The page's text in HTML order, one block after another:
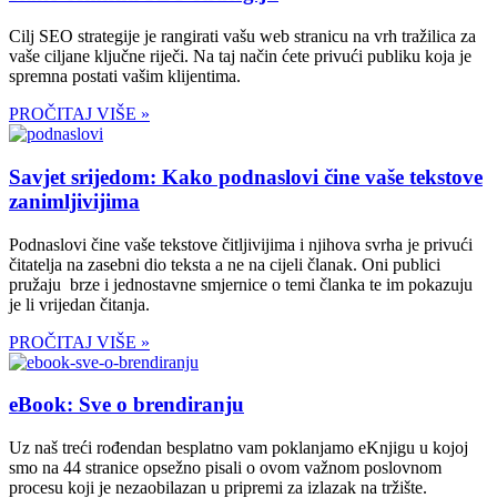
Cilj SEO strategije je rangirati vašu web stranicu na vrh tražilica za
vaše ciljane ključne riječi. Na taj način ćete privući publiku koja je
spremna postati vašim klijentima.
PROČITAJ VIŠE »
Savjet srijedom: Kako podnaslovi čine vaše tekstove
zanimljivijima
Podnaslovi čine vaše tekstove čitljivijima i njihova svrha je privući
čitatelja na zasebni dio teksta a ne na cijeli članak. Oni publici
pružaju brze i jednostavne smjernice o temi članka te im pokazuju
je li vrijedan čitanja.
PROČITAJ VIŠE »
eBook: Sve o brendiranju
Uz naš treći rođendan besplatno vam poklanjamo eKnjigu u kojoj
smo na 44 stranice opsežno pisali o ovom važnom poslovnom
procesu koji je nezaobilazan u pripremi za izlazak na tržište.